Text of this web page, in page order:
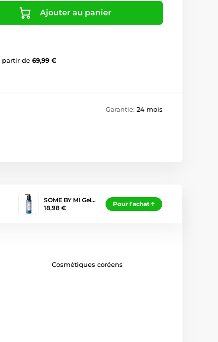
Ajouter au panier
partir de 69,99 €
Garantie: 24 mois
SOME BY MI Gel…
18,98 €
Pour l'achat
Cosmétiques coréens